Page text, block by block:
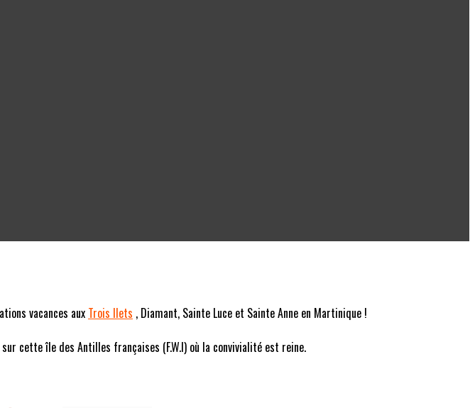
vacances aux Trois Ilets , Diamant, Sainte Luce et Sainte Anne en Martinique !
cette île des Antilles françaises (F.W.I) où la convivialité est reine.